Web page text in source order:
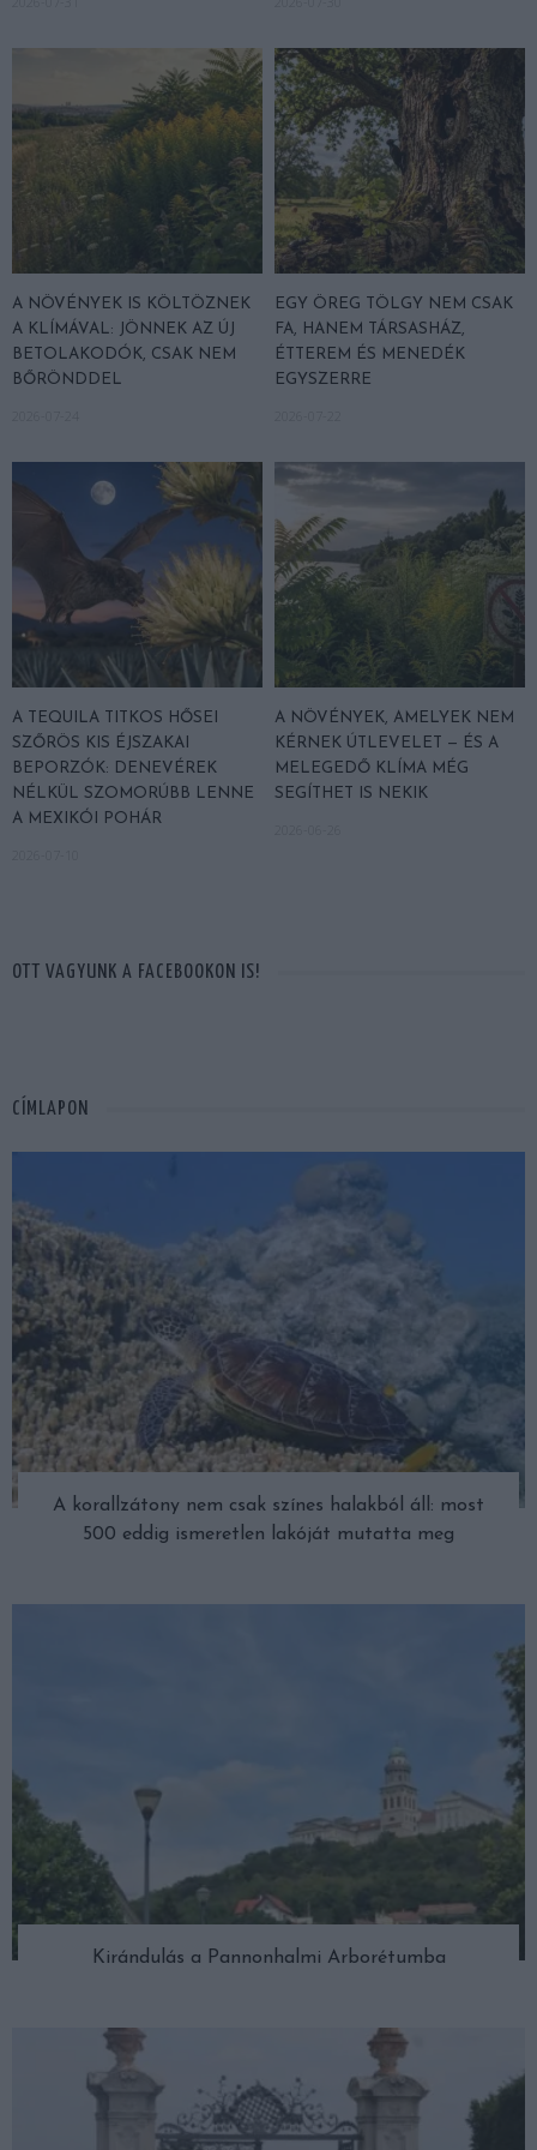
A NÖVÉNYEK IS KÖLTÖZNEK
A KLÍMÁVAL: JÖNNEK AZ ÚJ
BETOLAKODÓK, CSAK NEM
BŐRÖNDDEL
EGY ÖREG TÖLGY NEM CSAK
FA, HANEM TÁRSASHÁZ,
ÉTTEREM ÉS MENEDÉK
EGYSZERRE
A TEQUILA TITKOS HŐSEI
SZŐRÖS KIS ÉJSZAKAI
BEPORZÓK: DENEVÉREK
NÉLKÜL SZOMORÚBB LENNE
A MEXIKÓI POHÁR
A NÖVÉNYEK, AMELYEK NEM
KÉRNEK ÚTLEVELET — ÉS A
MELEGEDŐ KLÍMA MÉG
SEGÍTHET IS NEKIK
OTT VAGYUNK A FACEBOOKON IS!
CÍMLAPON
A korallzátony nem csak színes halakból áll: most
500 eddig ismeretlen lakóját mutatta meg
Kirándulás a Pannonhalmi Arborétumba